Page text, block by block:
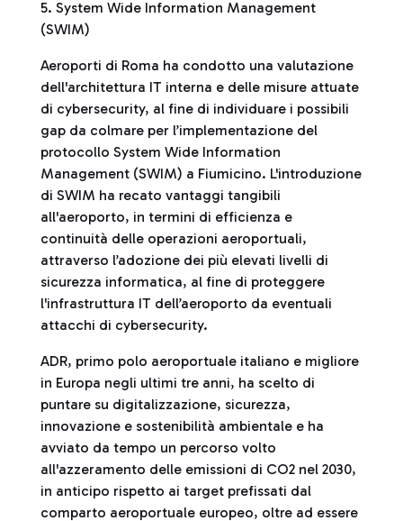
5. System Wide Information Management
(SWIM)
Aeroporti di Roma ha condotto una valutazione
dell'architettura IT interna e delle misure attuate
di cybersecurity, al fine di individuare i possibili
gap da colmare per l’implementazione del
protocollo System Wide Information
Management (SWIM) a Fiumicino. L'introduzione
di SWIM ha recato vantaggi tangibili
all'aeroporto, in termini di efficienza e
continuità delle operazioni aeroportuali,
attraverso l’adozione dei più elevati livelli di
sicurezza informatica, al fine di proteggere
l'infrastruttura IT dell’aeroporto da eventuali
attacchi di cybersecurity.
ADR, primo polo aeroportuale italiano e migliore
in Europa negli ultimi tre anni, ha scelto di
puntare su digitalizzazione, sicurezza,
innovazione e sostenibilità ambientale e ha
avviato da tempo un percorso volto
all'azzeramento delle emissioni di CO2 nel 2030,
in anticipo rispetto ai target prefissati dal
comparto aeroportuale europeo, oltre ad essere